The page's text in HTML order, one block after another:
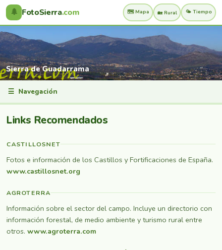
🌲 FotoSierra.com 🗺️ Mapa 🏡 Rural 🌤️ Tiempo
Sierra de Guadarrama
☰ Navegación
Links Recomendados
CASTILLOSNET
Fotos e información de los Castillos y Fortificaciones de España.
www.castillosnet.org
AGROTERRA
Información sobre el sector del campo. Incluye un directorio con
información forestal, de medio ambiente y turismo rural entre
otros. www.agroterra.com